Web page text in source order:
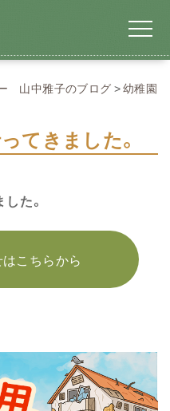
山中雅子のブログ
幼稚園
てきました。
た。
こちらから